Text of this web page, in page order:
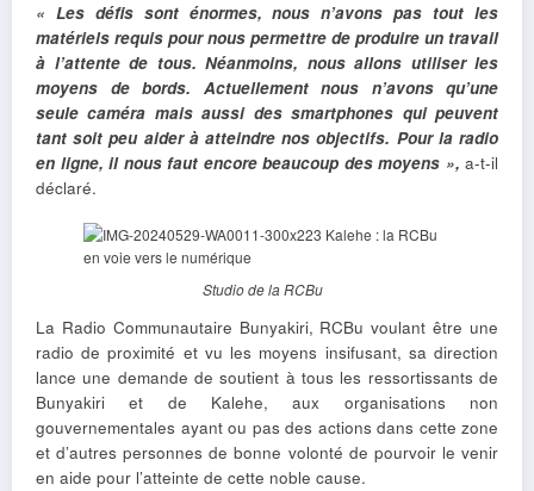
« Les défis sont énormes, nous n’avons pas tout les
matériels requis pour nous permettre de produire un travail
à l’attente de tous. Néanmoins, nous allons utiliser les
moyens de bords. Actuellement nous n’avons qu’une
seule caméra mais aussi des smartphones qui peuvent
tant soit peu aider à atteindre nos objectifs. Pour la radio
en ligne, il nous faut encore beaucoup des moyens », a-t-il
déclaré.
Studio de la RCBu
La Radio Communautaire Bunyakiri, RCBu voulant être une
radio de proximité et vu les moyens insifusant, sa direction
lance une demande de soutient à tous les ressortissants de
Bunyakiri et de Kalehe, aux organisations non
gouvernementales ayant ou pas des actions dans cette zone
et d’autres personnes de bonne volonté de pourvoir le venir
en aide pour l’atteinte de cette noble cause.